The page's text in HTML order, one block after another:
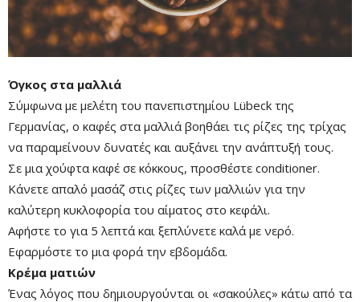
Όγκος στα μαλλιά
Σύμφωνα με μελέτη του πανεπιστημίου Lübeck της
Γερμανίας, ο καφές στα μαλλιά βοηθάει τις ρίζες της τρίχας
να παραμείνουν δυνατές και αυξάνει την ανάπτυξή τους.
Σε μια χούφτα καφέ σε κόκκους, προσθέστε conditioner.
Κάνετε απαλό μασάζ στις ρίζες των μαλλιών για την
καλύτερη κυκλοφορία του αίματος στο κεφάλι.
Αφήστε το για 5 λεπτά και ξεπλύνετε καλά με νερό.
Εφαρμόστε το μια φορά την εβδομάδα.
Κρέμα ματιών
Ένας λόγος που δημιουργούνται οι «σακούλες» κάτω από τα